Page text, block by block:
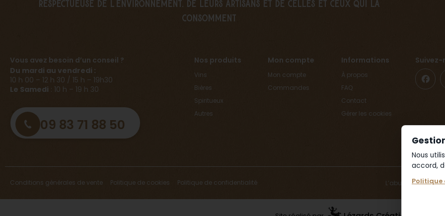
respectueuse de l’environnement, de leurs artisans et de celles et ceux qui la
consomment
Vous avez besoin d’un conseil ?
Du mardi au vendredi :
10 h 00 – 12 h 30 / 15 h – 19h30
Le Samedi : 10 h – 19 h 30
09 83 71 88 50
Nos produits
Vins
Bières
Spiritueux
Autres
Mon compte
Mon compte
Commandes
Informations
À propos
FAQ
Contact
Gérer les cookies
Suivez-
Conditions générales de vente Politique de cookies Politique de confidentialité L’abus d’alcool
Nous
accord,